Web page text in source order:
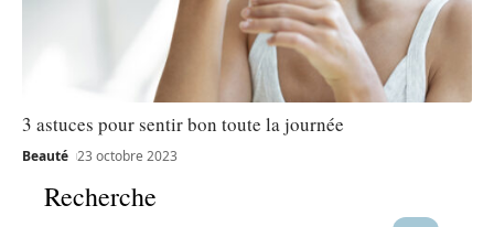
3 astuces pour sentir bon toute la journée
Beauté 23 octobre 2023
Recherche